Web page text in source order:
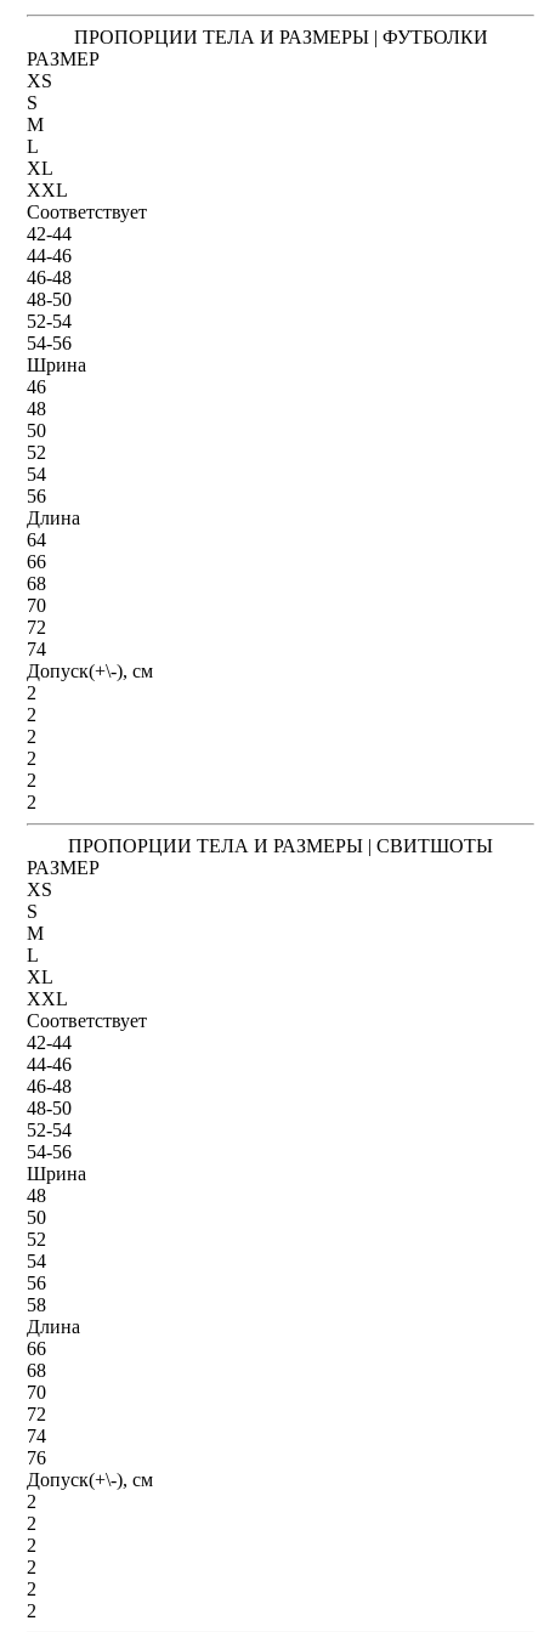
ПРОПОРЦИИ ТЕЛА И РАЗМЕРЫ | ФУТБОЛКИ
РАЗМЕР
XS
S
M
L
XL
XXL
Соответствует
42-44
44-46
46-48
48-50
52-54
54-56
Шрина
46
48
50
52
54
56
Длина
64
66
68
70
72
74
Допуск(+\-), см
2
2
2
2
2
2
ПРОПОРЦИИ ТЕЛА И РАЗМЕРЫ | СВИТШОТЫ
РАЗМЕР
XS
S
M
L
XL
XXL
Соответствует
42-44
44-46
46-48
48-50
52-54
54-56
Шрина
48
50
52
54
56
58
Длина
66
68
70
72
74
76
Допуск(+\-), см
2
2
2
2
2
2